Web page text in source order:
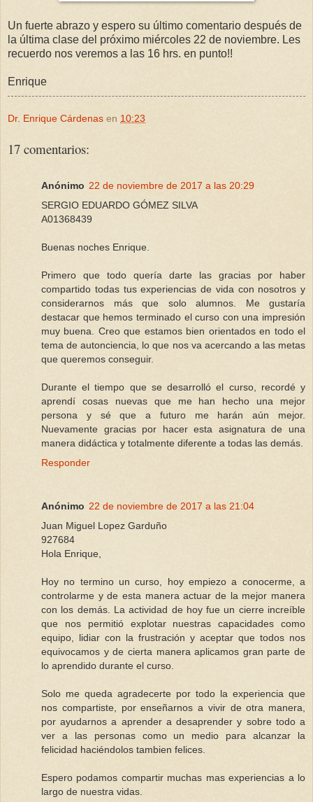
Un fuerte abrazo y espero su último comentario después de
la última clase del próximo miércoles 22 de noviembre. Les
recuerdo nos veremos a las 16 hrs. en punto!!
Enrique
Dr. Enrique Cárdenas en 10:23
17 comentarios:
Anónimo 22 de noviembre de 2017 a las 20:29
SERGIO EDUARDO GÓMEZ SILVA
A01368439
Buenas noches Enrique.
Primero que todo quería darte las gracias por haber
compartido todas tus experiencias de vida con nosotros y
considerarnos más que solo alumnos. Me gustaría
destacar que hemos terminado el curso con una impresión
muy buena. Creo que estamos bien orientados en todo el
tema de autonciencia, lo que nos va acercando a las metas
que queremos conseguir.
Durante el tiempo que se desarrolló el curso, recordé y
aprendí cosas nuevas que me han hecho una mejor
persona y sé que a futuro me harán aún mejor.
Nuevamente gracias por hacer esta asignatura de una
manera didáctica y totalmente diferente a todas las demás.
Responder
Anónimo 22 de noviembre de 2017 a las 21:04
Juan Miguel Lopez Garduño
927684
Hola Enrique,
Hoy no termino un curso, hoy empiezo a conocerme, a
controlarme y de esta manera actuar de la mejor manera
con los demás. La actividad de hoy fue un cierre increíble
que nos permitió explotar nuestras capacidades como
equipo, lidiar con la frustración y aceptar que todos nos
equivocamos y de cierta manera aplicamos gran parte de
lo aprendido durante el curso.
Solo me queda agradecerte por todo la experiencia que
nos compartiste, por enseñarnos a vivir de otra manera,
por ayudarnos a aprender a desaprender y sobre todo a
ver a las personas como un medio para alcanzar la
felicidad haciéndolos tambien felices.
Espero podamos compartir muchas mas experiencias a lo
largo de nuestra vidas.